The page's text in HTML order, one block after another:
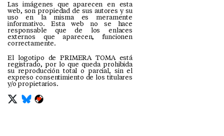
Las imágenes que aparecen en esta
web, son propiedad de sus autores y su
uso en la misma es meramente
informativo. Esta web no se hace
responsable que de los enlaces
externos que aparecen, funcionen
correctamente.
El logotipo de PRIMERA TOMA está
registrado, por lo que queda prohibida
su reproducción total o parcial, sin el
expreso consentimiento de los titulares
y/o propietarios.